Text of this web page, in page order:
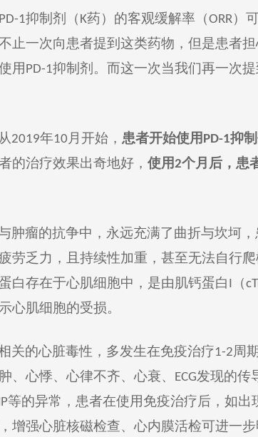
PD-1抑制剂 （ K药）的客观缓解率（O RR）
止一次向患者提到这类药物， 但是患者
用 PD-1抑制剂 。而这一次当我们再一次
2019年10 月开始， 患者开始使用 PD-1抑制
的治疗效果出奇地好 ， 使用2个月后，患
肿瘤的抗争中， 永远充满了曲折与坎坷
劳乏力， 且 持续性加重， 甚至无法自行爬
白存在于心肌细胞中，是由肌钙蛋白 （
心肌细胞的受损。
关的心脏毒性，多发生在免疫治疗1-2周
、心悸、心律不齐、心衰、
ECG发现的传
等的异常，患者在使用免疫治疗后，如
增强心脏核磁检查、心内膜活检可进一